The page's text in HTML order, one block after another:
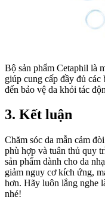
Bộ sản phẩm Cetaphil là
giúp cung cấp đầy đủ các
đến bảo vệ da khỏi tác
3. Kết luận
Chăm sóc da mẫn cảm
phù hợp và tuân thủ quy
sản phẩm dành cho da
giảm nguy cơ kích ứng,
hơn. Hãy luôn lắng nghe
nhé!